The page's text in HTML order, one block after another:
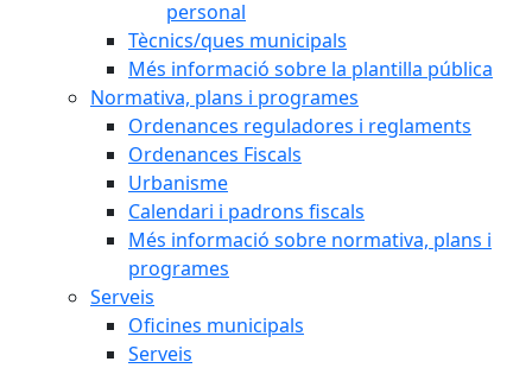
personal
Tècnics/ques municipals
Més informació sobre la plantilla pública
Normativa, plans i programes
Ordenances reguladores i reglaments
Ordenances Fiscals
Urbanisme
Calendari i padrons fiscals
Més informació sobre normativa, plans i
programes
Serveis
Oficines municipals
Serveis